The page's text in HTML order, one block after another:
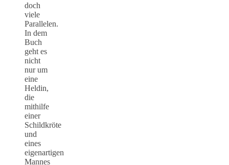
doch
viele
Parallelen.
In dem
Buch
geht es
nicht
nur um
eine
Heldin,
die
mithilfe
einer
Schildkröte
und
eines
eigenartigen
Mannes